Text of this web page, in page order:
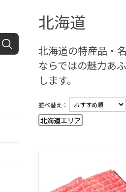
北海道
北海道の特産品・
ならではの魅力あ
します。
並べ替え：